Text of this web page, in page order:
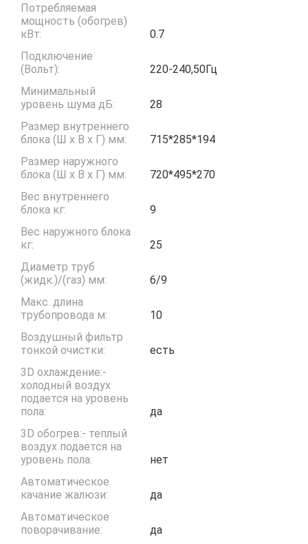
Потребляемая
мощность (обогрев)
кВт:
0.7
Подключение
(Вольт):
220-240,50Гц
Минимальный
уровень шума дБ:
28
Размер внутреннего
блока (Ш x В x Г) мм:
715*285*194
Размер наружного
блока (Ш x В x Г) мм:
720*495*270
Вес внутреннего
блока кг:
9
Вес наружного блока
кг:
25
Диаметр труб
(жидк.)/(газ) мм:
6/9
Макс. длина
трубопровода м:
10
Воздушный фильтр
тонкой очистки:
есть
3D охлаждение:-
холодный воздух
подается на уровень
пола:
да
3D обогрев:- теплый
воздух подается на
уровень пола:
нет
Автоматическое
качание жалюзи:
да
Автоматическое
поворачивание:
да